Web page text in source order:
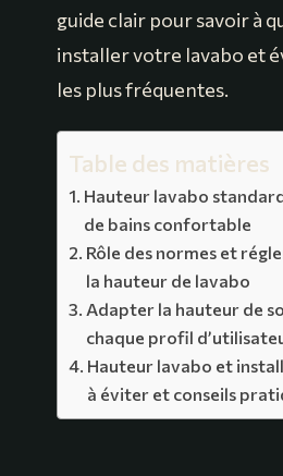
guide clair pour savoir à
installer votre lavabo et
les plus fréquentes.
Table des matières
Hauteur lavabo
de bains confortable
Rôle des normes et
la hauteur de lavabo
Adapter la hauteur de
chaque profil
Hauteur lavabo et
à éviter et conseils